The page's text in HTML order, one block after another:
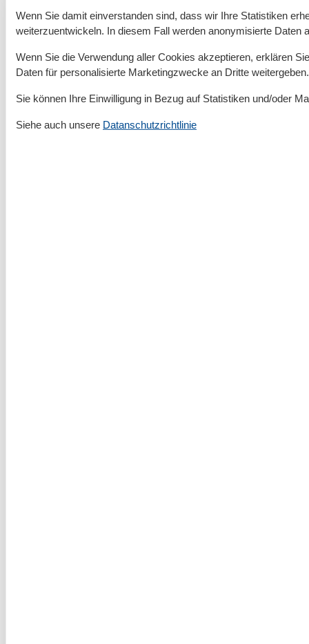
Eintrittspreis (Werbung)
👉JetztBerlin Dungeon Tickets mit Rabatt
kaufen!
Das Berlin Dungeon ist eine interaktive
Gruselattraktion im Herzen der Hauptstadt, die
zum Leben erweckt. Über 600 Jahre Berliner
Wenn Sie damit einverstanden sind, dass wir Ihre Statistiken
weiterzuentwickeln. In diesem Fall werden anonymisierte Daten
Wenn Sie die Verwendung aller Cookies akzeptieren, erklären
Daten für personalisierte Marketingzwecke an Dritte weitergeben.
Sie können Ihre Einwilligung in Bezug auf Statistiken und/oder
Siehe auch unsere Datanschutzrichtlinie